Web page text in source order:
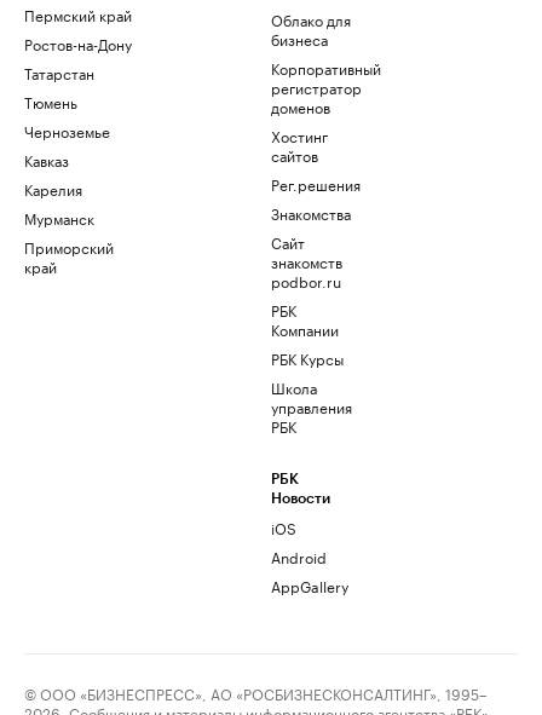
Пермский край
Ростов-на-Дону
Татарстан
Тюмень
Черноземье
Кавказ
Карелия
Мурманск
Приморский
край
Облако для
бизнеса
Корпоративный
регистратор
доменов
Хостинг
сайтов
Рег.решения
Знакомства
Сайт
знакомств
podbor.ru
РБК
Компании
РБК Курсы
Школа
управления
РБК
РБК
Новости
iOS
Android
AppGallery
© ООО «БИЗНЕСПРЕСС», АО «РОСБИЗНЕСКОНСАЛТИНГ», 1995–